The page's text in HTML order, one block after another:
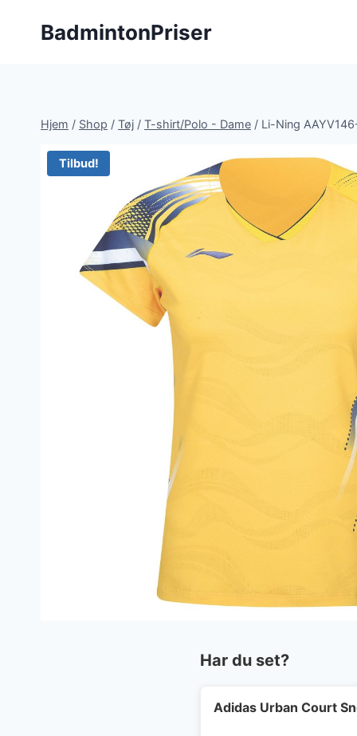
BadmintonPriser
Hjem / Shop / Tøj / T-shirt/Polo - Dame / Li-Ning
Tilbud!
Har du set?
Adidas Urban Court